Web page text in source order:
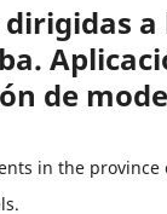
a
de
in the